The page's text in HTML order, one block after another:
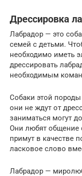
Дрессировка
Лабрадор — это
семей с детьми.
необходимо иметь
дрессировать
необходимым
Собаки этой
они не ждут от
заниматься могут
Они любят общение
примут в качестве
ласковое слово
Лабрадор —